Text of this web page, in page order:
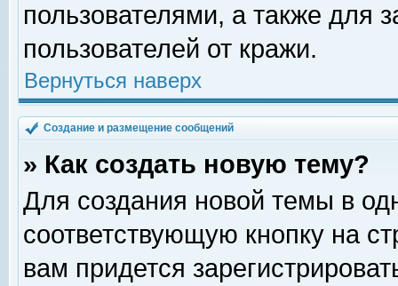
пользователями, а также для
пользователей от кражи.
Вернуться наверх
Создание и размещение сообщений
» Как создать новую тему?
Для создания новой темы в
соответствующую кнопку на
вам придется